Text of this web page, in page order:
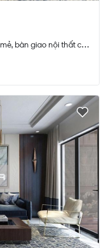
bàn giao nội thất cơ